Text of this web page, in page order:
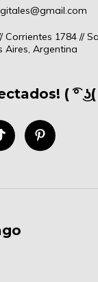
Corrientes 1784 //
Aires, Argentina
( ͡° ͜ʖ(